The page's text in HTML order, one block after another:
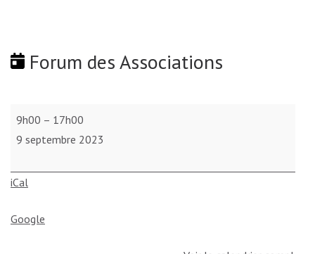
Forum des Associations
Forum
des
9h00 – 17h00
9 septembre 2023
iCal
Google